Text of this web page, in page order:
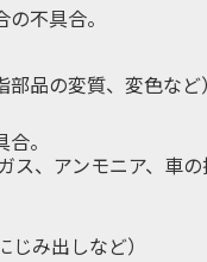
不具合。
品の変質、変色な
。
ス、アンモニア、車
み出しなど）